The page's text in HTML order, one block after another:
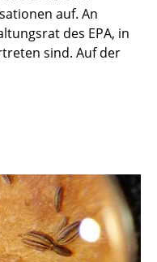
auf. An
des EPA, in
sind. Auf der